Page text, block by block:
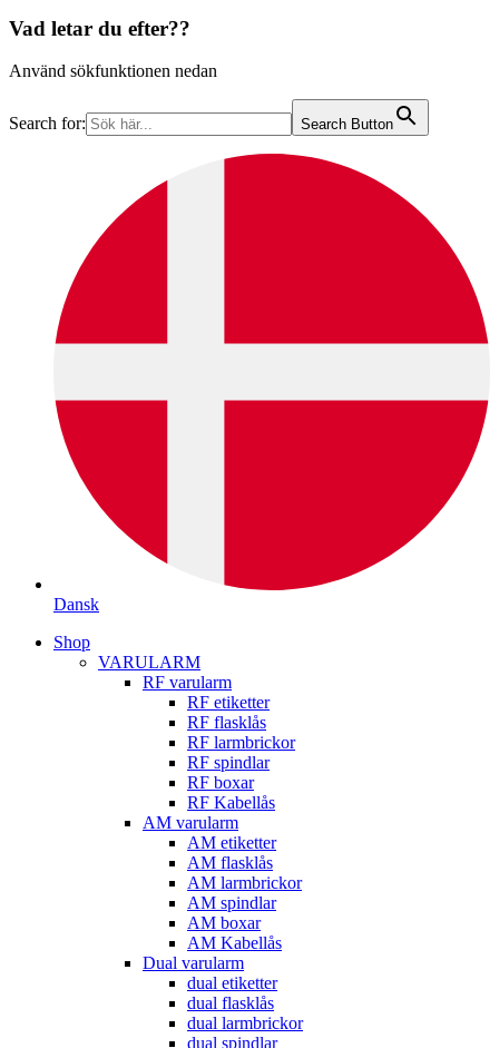
Vad letar du efter??
Använd sökfunktionen nedan
Search for: Search Button
Dansk
Shop
VARULARM
RF varularm
RF etiketter
RF flasklås
RF larmbrickor
RF spindlar
RF boxar
RF Kabellås
AM varularm
AM etiketter
AM flasklås
AM larmbrickor
AM spindlar
AM boxar
AM Kabellås
Dual varularm
dual etiketter
dual flasklås
dual larmbrickor
dual spindlar